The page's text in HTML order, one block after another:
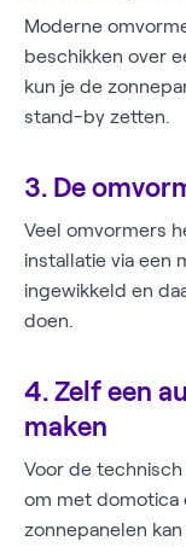
Moderne
beschikken over
kun je de
stand-by zetten.
3. De
Veel omvormers
installatie via een
ingewikkeld en
doen.
4. Zelf een
maken
Voor de
om met domotica
zonnepanelen